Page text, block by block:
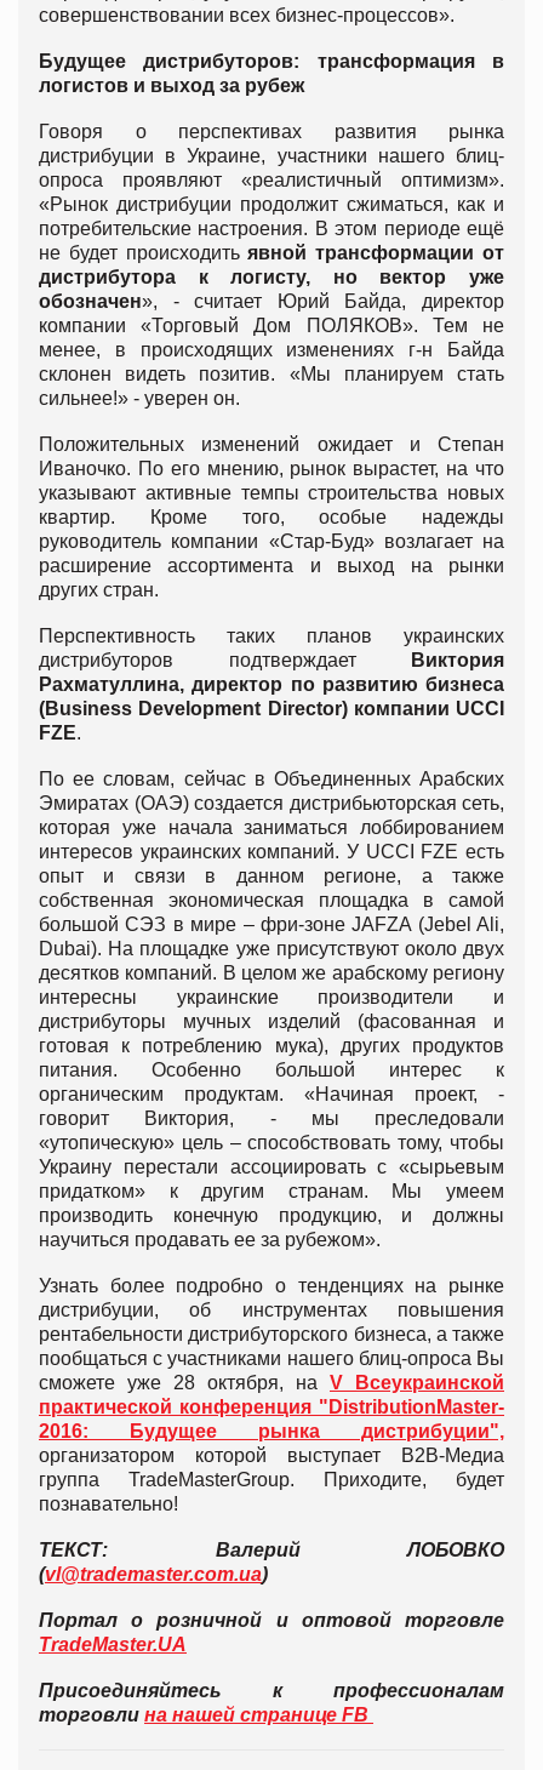
совершенствовании всех бизнес-процессов».
Будущее дистрибуторов: трансформация в
логистов и выход за рубеж
Говоря о перспективах развития рынка
дистрибуции в Украине, участники нашего блиц-
опроса проявляют «реалистичный оптимизм».
«Рынок дистрибуции продолжит сжиматься, как и
потребительские настроения. В этом периоде ещё
не будет происходитьявной трансформации от
дистрибутора к логисту, но вектор уже
обозначен», - считает Юрий Байда, директор
компании «Торговый Дом ПОЛЯКОВ». Тем не
менее, в происходящих изменениях г-н Байда
склонен видеть позитив. «Мы планируем стать
сильнее!» - уверен он.
Положительных изменений ожидает и Степан
Иваночко. По его мнению, рынок вырастет, на что
указывают активные темпы строительства новых
квартир. Кроме того, особые надежды
руководитель компании «Стар-Буд» возлагает на
расширение ассортимента и выход на рынки
других стран.
Перспективность таких планов украинских
дистрибуторов подтверждает
Виктория
Рахматуллина, директор по развитию бизнеса
(Business Development Director) компании UCCI
FZE.
По ее словам, сейчас в Объединенных Арабских
Эмиратах (ОАЭ) создается дистрибьюторская сеть,
которая уже начала заниматься лоббированием
интересов украинских компаний. У UCCI FZE есть
опыт и связи в данном регионе, а также
собственная экономическая площадка в самой
большой СЭЗ в мире – фри-зоне JAFZA (Jebel Ali,
Dubai). На площадке уже присутствуют около двух
десятков компаний. В целом же арабскому региону
интересны украинские производители и
дистрибуторы мучных изделий (фасованная и
готовая к потреблению мука), других продуктов
питания. Особенно большой интерес к
органическим продуктам. «Начиная проект, -
говорит Виктория, - мы преследовали
«утопическую» цель – способствовать тому, чтобы
Украину перестали ассоциировать с «сырьевым
придатком» к другим странам. Мы умеем
производить конечную продукцию, и должны
научиться продавать ее за рубежом».
Узнать более подробно о тенденциях на рынке
дистрибуции, об инструментах повышения
рентабельности дистрибуторского бизнеса, а также
пообщаться с участниками нашего блиц-опроса Вы
сможете уже 28 октября, на V Всеукраинской
практической конференция "DistributionMaster-
2016: Будущее рынка дистрибуции",
организатором которой выступает B2В-Медиа
группа TradeMasterGroup. Приходите, будет
познавательно!
ТЕКСТ: Валерий ЛОБОВКО
(vl@trademaster.com.ua)
Портал о розничной и оптовой торговле
TradeMaster.UA
Присоединяйтесь к профессионалам
торговли на нашей странице FB